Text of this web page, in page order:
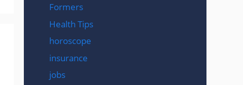
Formers
Health Tips
horoscope
insurance
jobs